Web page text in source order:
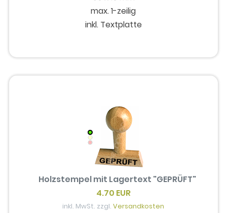
max. 1-zeilig
inkl. Textplatte
Holzstempel mit Lagertext "GEPRÜFT"
4.70 EUR
inkl. MwSt. zzgl.Versandkosten